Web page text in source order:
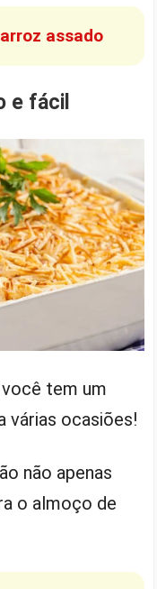
assado
e fácil
tem um
várias ocasiões!
não apenas
o almoço de